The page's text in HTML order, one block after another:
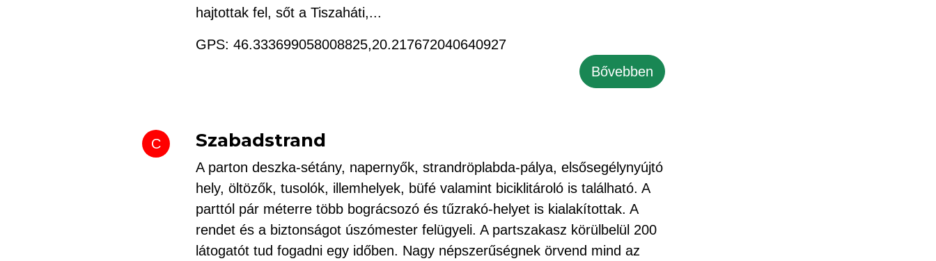
hajtottak fel, sőt a Tiszaháti,...
GPS: 46.333699058008825,20.217672040640927
Bővebben
C Szabadstrand
A parton deszka-sétány, napernyők, strandröplabda-pálya, elsősegélynyújtó
hely, öltözők, tusolók, illemhelyek, büfé valamint biciklitároló is található. A
parttól pár méterre több bográcsozó és tűzrakó-helyet is kialakítottak. A
rendet és a biztonságot úszómester felügyeli. A partszakasz körülbelül 200
látogatót tud fogadni egy időben. Nagy népszerűségnek örvend mind az